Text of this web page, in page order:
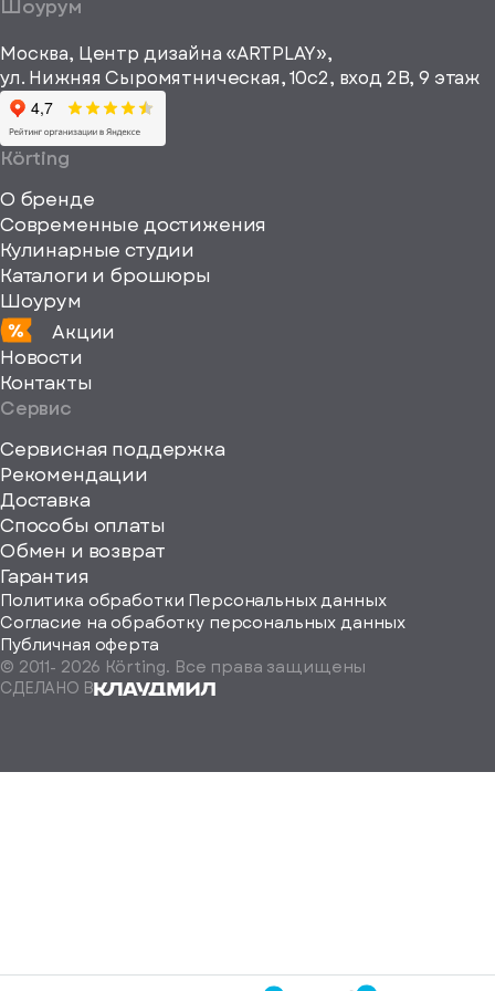
рекламные и
информационные
материалы
viewBox="0
0
Шоурум
Москва, Центр дизайна «ARTPLAY»,
ул. Нижняя Сыромятническая, 10с2, вход 2B, 9 этаж
Körting
О бренде
Современные достижения
Кулинарные студии
Каталоги и брошюры
Шоурум
Акции
Новости
Контакты
Сервис
Сервисная поддержка
Рекомендации
Доставка
Способы оплаты
Обмен и возврат
Гарантия
Политика обработки Персональных данных
Согласие на обработку персональных данных
Публичная оферта
© 2011- 2026 Körting. Все права защищены
СДЕЛАНО В
Определить
на-